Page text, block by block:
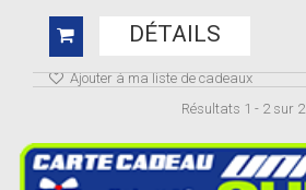
DÉTAILS
Ajouter à ma liste de cadeaux
Résultats 1 - 2 sur 2.